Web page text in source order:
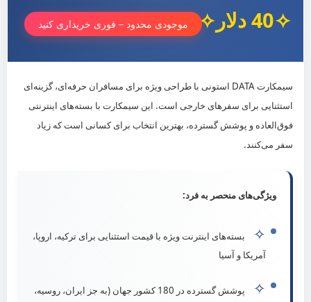
مقالات آموزشی
تماس با ما
021-22535250
0912-2270234
تهران، بزرگراه رسالت
© شرکت بین‌المللی تجارت ارس الکترونیک آرین | مدیریت: آقای صفائی
40 دلار موجودی محدود – فوری خریداری کنید
سیمکارت DATA استونی با طراحی ویژه برای مسافران حرفه‌ای، گزینه‌ای
استثنایی برای سفرهای خارجی است. این سیمکارت با بسته‌های اینترنتی
فوق‌العاده و پوشش گسترده، بهترین انتخاب برای کسانی است که زیاد
سفر می‌کنند.
ویژگی‌های منحصر به فرد:
✧
بسته‌های اینترنت ویژه با قیمت استثنایی برای ترکیه، اروپا،
آمریکا و آسیا
✧
پوشش گسترده در 180 کشور جهان (به جز ایران، روسیه،